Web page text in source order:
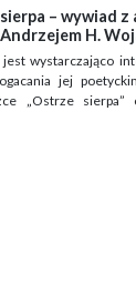
– wywiad
Andrzejem H.
jest wystarczająco
jej
„Ostrze sierpa”